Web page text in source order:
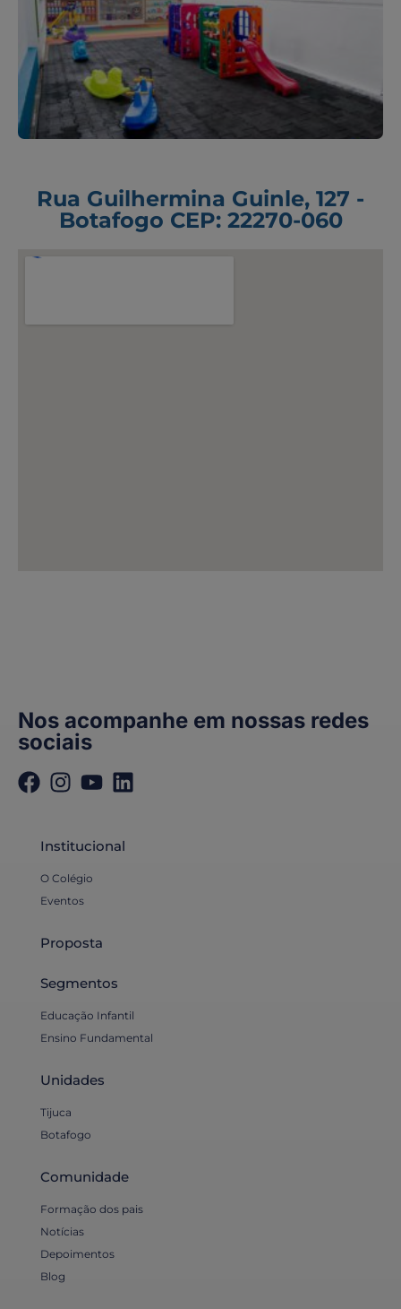
Rua Guilhermina Guinle, 127 -
Botafogo CEP: 22270-060
Nos acompanhe em nossas redes
sociais
Institucional
O Colégio
Eventos
Proposta
Segmentos
Educação Infantil
Ensino Fundamental
Unidades
Tijuca
Botafogo
Comunidade
Formação dos pais
Notícias
Depoimentos
Blog